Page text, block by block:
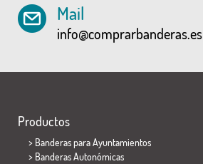
Mail
info@comprarbanderas.es
Productos
> Banderas para Ayuntamientos
> Banderas Autonómicas